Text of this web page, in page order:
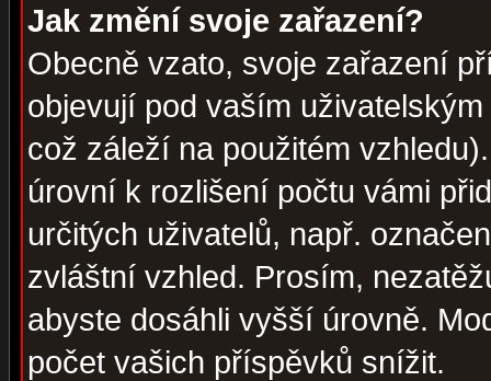
Jak změní svoje zařazení?
Obecně vzato, svoje zařazení
objevují pod vaším
což záleží na použitém
úrovní k rozlišení počtu vámi
určitých uživatelů, např.
zvláštní vzhled. Prosím,
abyste dosáhli vyšší úrovně.
počet vašich příspěvků snížit.